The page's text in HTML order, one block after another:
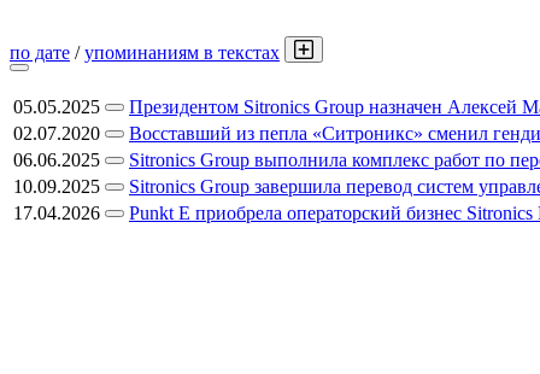
по дате /упоминаниям в текстах
05.05.2025
Президентом Sitronics Group назначен Алексей
02.07.2020
Восставший из пепла «Ситроникс» сменил
06.06.2025
Sitronics Group выполнила комплекс работ по
10.09.2025
Sitronics Group завершила перевод систем
17.04.2026
Punkt E приобрела операторский бизнес